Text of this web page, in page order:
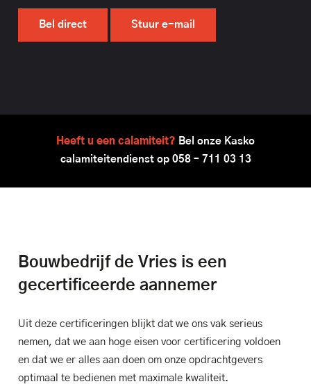
Bel direct Stuur e-mail
Heeft u een calamiteit? Bel onze Kasko
calamiteitendienst op 058 – 711 03 13
Bouwbedrijf de Vries is een
gecertificeerde aannemer
Uit deze certificeringen blijkt dat we ons vak serieus
nemen, dat we aan hoge eisen voor certificering voldoen
en dat we er alles aan doen om onze opdrachtgevers
optimaal te bedienen met maximale kwaliteit.